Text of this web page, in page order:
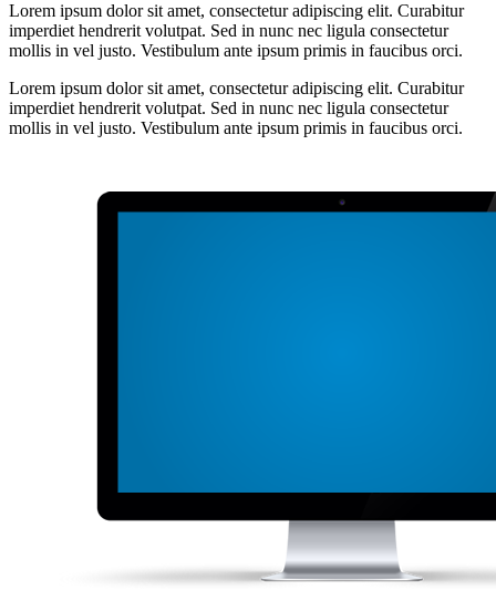
Lorem ipsum dolor sit amet, consectetur adipiscing elit. Curabitur
imperdiet hendrerit volutpat. Sed in nunc nec ligula consectetur
mollis in vel justo. Vestibulum ante ipsum primis in faucibus orci.
Lorem ipsum dolor sit amet, consectetur adipiscing elit. Curabitur
imperdiet hendrerit volutpat. Sed in nunc nec ligula consectetur
mollis in vel justo. Vestibulum ante ipsum primis in faucibus orci.